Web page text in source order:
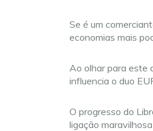
Se é um
economias mais
Ao olhar para este
influencia o duo
O progresso do
ligação